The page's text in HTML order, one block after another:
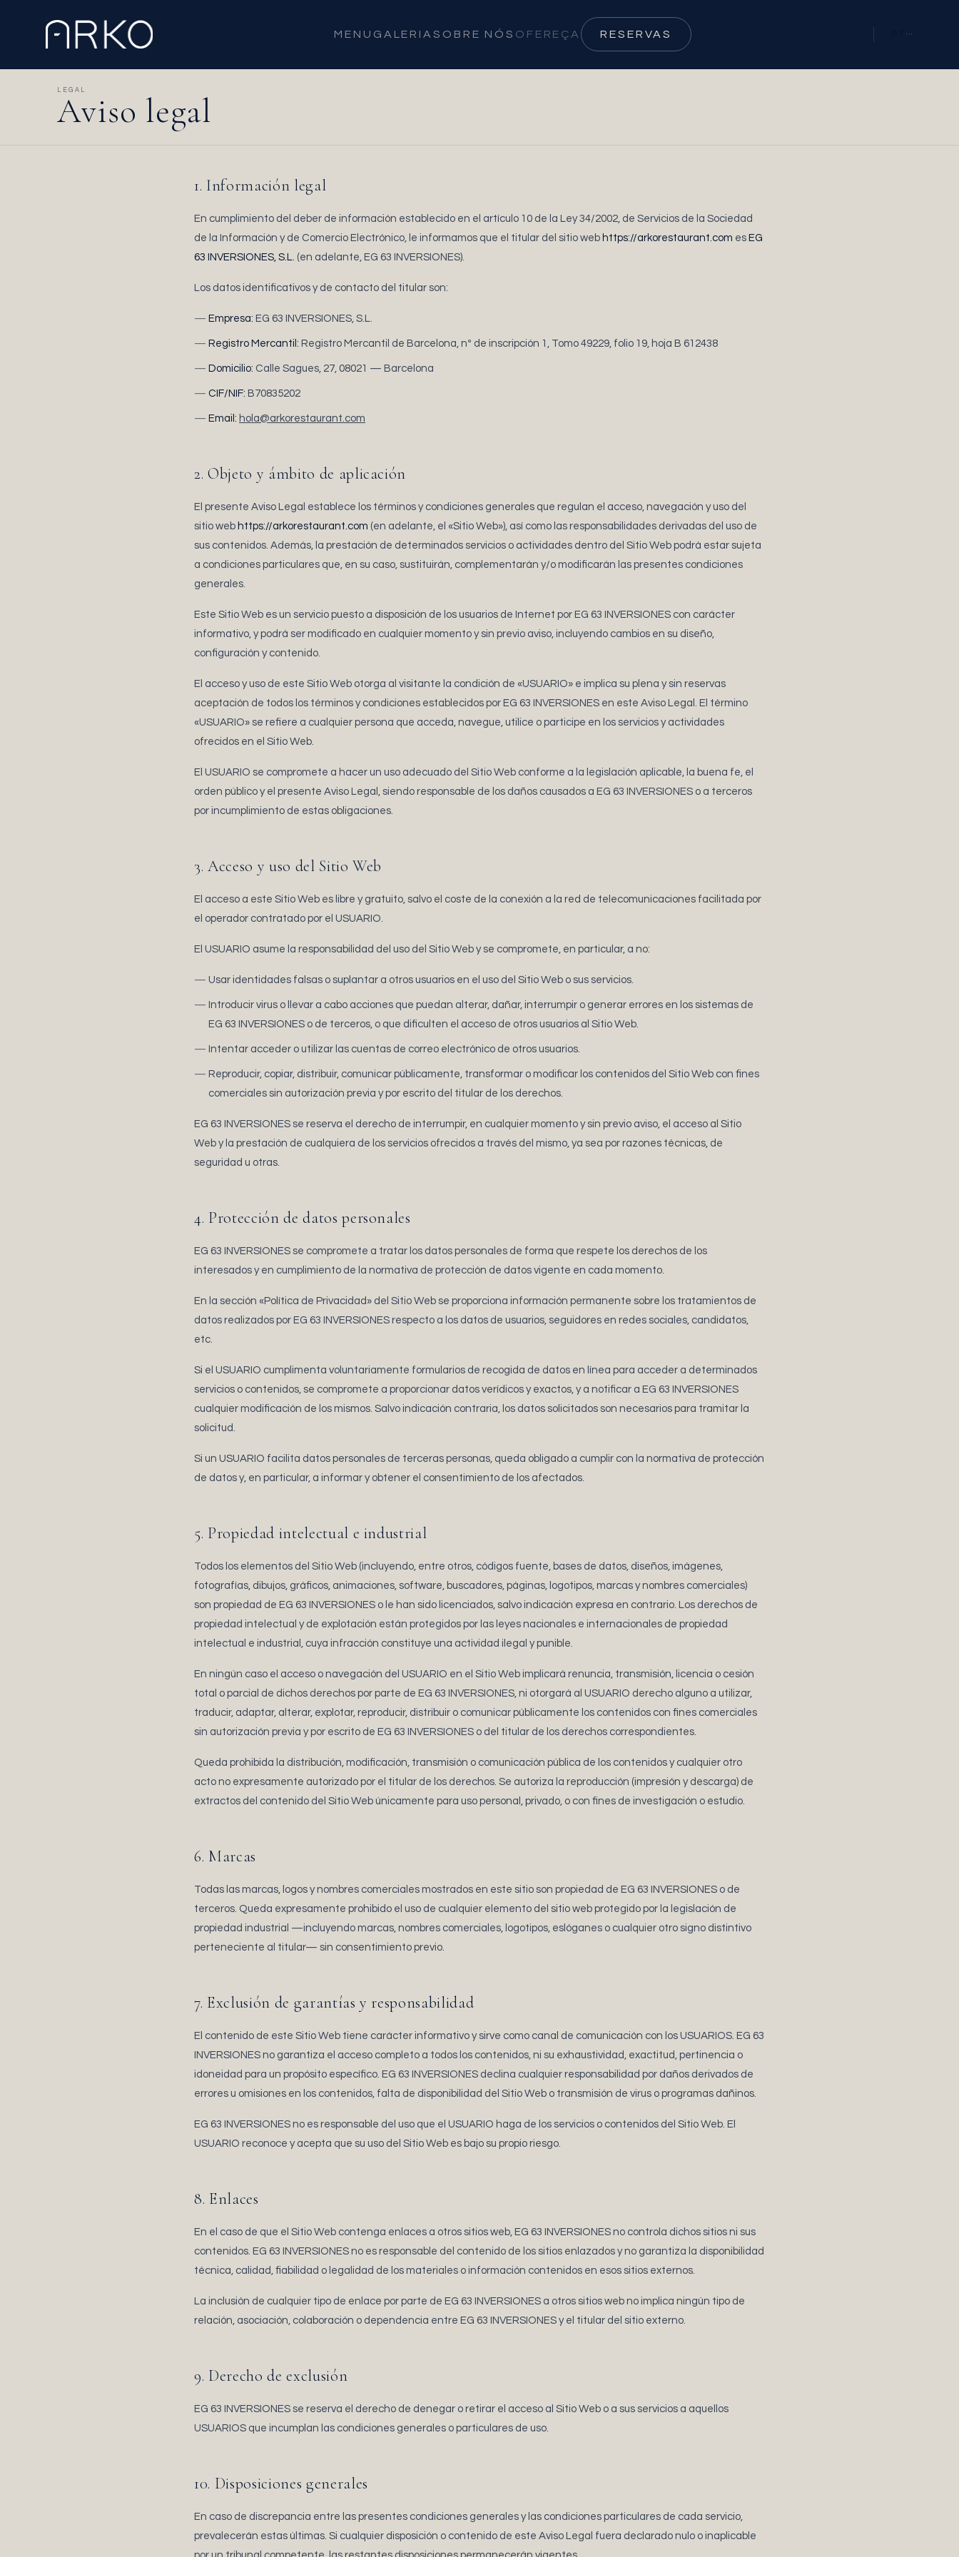
MENU GALERIASOBRE NÓS OFEREÇA RESERVAS ···
LEGAL
Aviso legal
1. Información legal
En cumplimiento del deber de información establecido en el artículo 10 de la Ley 34/2002, de Servicios de la Sociedad
de la Información y de Comercio Electrónico, le informamos que el titular del sitio web https://arkorestaurant.com es EG
63 INVERSIONES, S.L. (en adelante, EG 63 INVERSIONES).
Los datos identificativos y de contacto del titular son:
Empresa: EG 63 INVERSIONES, S.L.
Registro Mercantil: Registro Mercantil de Barcelona, nº de inscripción 1, Tomo 49229, folio 19, hoja B 612438
Domicilio: Calle Sagues, 27, 08021 — Barcelona
CIF/NIF: B70835202
Email: hola@arkorestaurant.com
2. Objeto y ámbito de aplicación
El presente Aviso Legal establece los términos y condiciones generales que regulan el acceso, navegación y uso del
sitio web https://arkorestaurant.com (en adelante, el «Sitio Web»), así como las responsabilidades derivadas del uso de
sus contenidos. Además, la prestación de determinados servicios o actividades dentro del Sitio Web podrá estar sujeta
a condiciones particulares que, en su caso, sustituirán, complementarán y/o modificarán las presentes condiciones
generales.
Este Sitio Web es un servicio puesto a disposición de los usuarios de Internet por EG 63 INVERSIONES con carácter
informativo, y podrá ser modificado en cualquier momento y sin previo aviso, incluyendo cambios en su diseño,
configuración y contenido.
El acceso y uso de este Sitio Web otorga al visitante la condición de «USUARIO» e implica su plena y sin reservas
aceptación de todos los términos y condiciones establecidos por EG 63 INVERSIONES en este Aviso Legal. El término
«USUARIO» se refiere a cualquier persona que acceda, navegue, utilice o participe en los servicios y actividades
ofrecidos en el Sitio Web.
El USUARIO se compromete a hacer un uso adecuado del Sitio Web conforme a la legislación aplicable, la buena fe, el
orden público y el presente Aviso Legal, siendo responsable de los daños causados a EG 63 INVERSIONES o a terceros
por incumplimiento de estas obligaciones.
3. Acceso y uso del Sitio Web
El acceso a este Sitio Web es libre y gratuito, salvo el coste de la conexión a la red de telecomunicaciones facilitada por
el operador contratado por el USUARIO.
El USUARIO asume la responsabilidad del uso del Sitio Web y se compromete, en particular, a no:
Usar identidades falsas o suplantar a otros usuarios en el uso del Sitio Web o sus servicios.
Introducir virus o llevar a cabo acciones que puedan alterar, dañar, interrumpir o generar errores en los sistemas de
EG 63 INVERSIONES o de terceros, o que dificulten el acceso de otros usuarios al Sitio Web.
Intentar acceder o utilizar las cuentas de correo electrónico de otros usuarios.
Reproducir, copiar, distribuir, comunicar públicamente, transformar o modificar los contenidos del Sitio Web con fines
comerciales sin autorización previa y por escrito del titular de los derechos.
EG 63 INVERSIONES se reserva el derecho de interrumpir, en cualquier momento y sin previo aviso, el acceso al Sitio
Web y la prestación de cualquiera de los servicios ofrecidos a través del mismo, ya sea por razones técnicas, de
seguridad u otras.
4. Protección de datos personales
EG 63 INVERSIONES se compromete a tratar los datos personales de forma que respete los derechos de los
interesados y en cumplimiento de la normativa de protección de datos vigente en cada momento.
En la sección «Política de Privacidad» del Sitio Web se proporciona información permanente sobre los tratamientos de
datos realizados por EG 63 INVERSIONES respecto a los datos de usuarios, seguidores en redes sociales, candidatos,
etc.
Si el USUARIO cumplimenta voluntariamente formularios de recogida de datos en línea para acceder a determinados
servicios o contenidos, se compromete a proporcionar datos verídicos y exactos, y a notificar a EG 63 INVERSIONES
cualquier modificación de los mismos. Salvo indicación contraria, los datos solicitados son necesarios para tramitar la
solicitud.
Si un USUARIO facilita datos personales de terceras personas, queda obligado a cumplir con la normativa de protección
de datos y, en particular, a informar y obtener el consentimiento de los afectados.
5. Propiedad intelectual e industrial
Todos los elementos del Sitio Web (incluyendo, entre otros, códigos fuente, bases de datos, diseños, imágenes,
fotografías, dibujos, gráficos, animaciones, software, buscadores, páginas, logotipos, marcas y nombres comerciales)
son propiedad de EG 63 INVERSIONES o le han sido licenciados, salvo indicación expresa en contrario. Los derechos de
propiedad intelectual y de explotación están protegidos por las leyes nacionales e internacionales de propiedad
intelectual e industrial, cuya infracción constituye una actividad ilegal y punible.
En ningún caso el acceso o navegación del USUARIO en el Sitio Web implicará renuncia, transmisión, licencia o cesión
total o parcial de dichos derechos por parte de EG 63 INVERSIONES, ni otorgará al USUARIO derecho alguno a utilizar,
traducir, adaptar, alterar, explotar, reproducir, distribuir o comunicar públicamente los contenidos con fines comerciales
sin autorización previa y por escrito de EG 63 INVERSIONES o del titular de los derechos correspondientes.
Queda prohibida la distribución, modificación, transmisión o comunicación pública de los contenidos y cualquier otro
acto no expresamente autorizado por el titular de los derechos. Se autoriza la reproducción (impresión y descarga) de
extractos del contenido del Sitio Web únicamente para uso personal, privado, o con fines de investigación o estudio.
6. Marcas
Todas las marcas, logos y nombres comerciales mostrados en este sitio son propiedad de EG 63 INVERSIONES o de
terceros. Queda expresamente prohibido el uso de cualquier elemento del sitio web protegido por la legislación de
propiedad industrial —incluyendo marcas, nombres comerciales, logotipos, eslóganes o cualquier otro signo distintivo
perteneciente al titular— sin consentimiento previo.
7. Exclusión de garantías y responsabilidad
El contenido de este Sitio Web tiene carácter informativo y sirve como canal de comunicación con los USUARIOS. EG 63
INVERSIONES no garantiza el acceso completo a todos los contenidos, ni su exhaustividad, exactitud, pertinencia o
idoneidad para un propósito específico. EG 63 INVERSIONES declina cualquier responsabilidad por daños derivados de
errores u omisiones en los contenidos, falta de disponibilidad del Sitio Web o transmisión de virus o programas dañinos.
EG 63 INVERSIONES no es responsable del uso que el USUARIO haga de los servicios o contenidos del Sitio Web. El
USUARIO reconoce y acepta que su uso del Sitio Web es bajo su propio riesgo.
8. Enlaces
En el caso de que el Sitio Web contenga enlaces a otros sitios web, EG 63 INVERSIONES no controla dichos sitios ni sus
contenidos. EG 63 INVERSIONES no es responsable del contenido de los sitios enlazados y no garantiza la disponibilidad
técnica, calidad, fiabilidad o legalidad de los materiales o información contenidos en esos sitios externos.
La inclusión de cualquier tipo de enlace por parte de EG 63 INVERSIONES a otros sitios web no implica ningún tipo de
relación, asociación, colaboración o dependencia entre EG 63 INVERSIONES y el titular del sitio externo.
9. Derecho de exclusión
EG 63 INVERSIONES se reserva el derecho de denegar o retirar el acceso al Sitio Web o a sus servicios a aquellos
USUARIOS que incumplan las condiciones generales o particulares de uso.
10. Disposiciones generales
En caso de discrepancia entre las presentes condiciones generales y las condiciones particulares de cada servicio,
prevalecerán estas últimas. Si cualquier disposición o contenido de este Aviso Legal fuera declarado nulo o inaplicable